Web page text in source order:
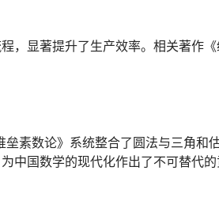
，显著提升了生产效率。相关著作
素数论》系统整合了圆法与三角和
中国数学的现代化作出了不可替代的